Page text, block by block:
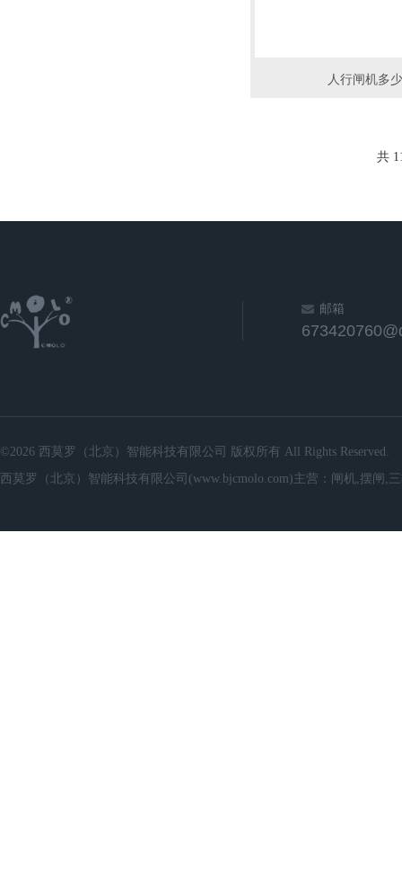
人行闸机多
共
邮箱
©2026 西莫罗（北京）智能科技有限公司 版权所有 All Rights Reserved.
西莫罗（北京）智能科技有限公司(www.bjcmolo.com)主营：闸机,摆闸,